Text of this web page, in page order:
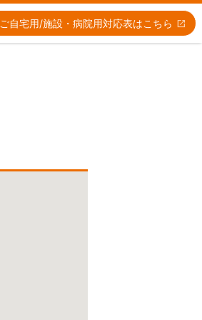
ご自宅用/施設・病院用対応表はこちら